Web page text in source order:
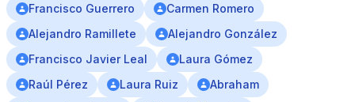
Francisco Guerrero
Carmen Romero
Alejandro Ramillete
Alejandro González
Francisco Javier Leal
Laura Gómez
Raúl Pérez
Laura Ruiz
Abraham